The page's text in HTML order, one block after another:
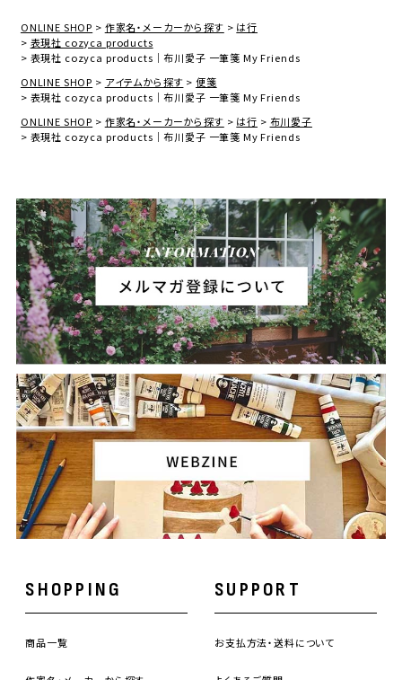
ONLINE SHOP 作家名・メーカーから探す
は行
表現社 cozyca products
表現社 cozyca products｜布川愛子 一筆箋 My Friends
ONLINE SHOP
アイテムから探す
便箋
表現社 cozyca products｜布川愛子 一筆箋 My Friends
ONLINE SHOP
作家名・メーカーから探す は行
布川愛子
表現社 cozyca products｜布川愛子 一筆箋 My Friends
SHOPPING
商品一覧
SUPPORT
お支払方法・送料について